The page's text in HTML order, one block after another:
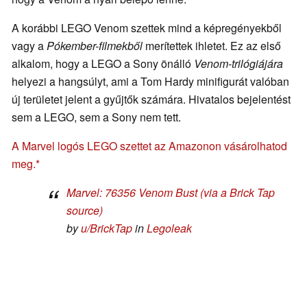
A korábbi LEGO Venom szettek mind a képregényekből
vagy aPókember-filmekből merítettek ihletet. Ez az első
alkalom, hogy a LEGO a Sony önálló Venom-trilógiájára
helyezi a hangsúlyt, ami a Tom Hardy minifigurát valóban
új területet jelent a gyűjtők számára. Hivatalos bejelentést
sem a LEGO, sem a Sony nem tett.
A Marvel logós LEGO szettet az Amazonon vásárolhatod
meg.
Marvel: 76356 Venom Bust (via a Brick Tap
source)
byu/BrickTapinLegoleak